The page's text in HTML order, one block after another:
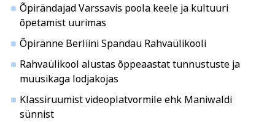
Õpirändajad Varssavis poola keele ja kultuuri
õpetamist uurimas
Õpiränne Berliini Spandau Rahvaülikooli
Rahvaülikool alustas õppeaastat tunnustuste ja
muusikaga lodjakojas
Klassiruumist videoplatvormile ehk Maniwaldi
sünnist